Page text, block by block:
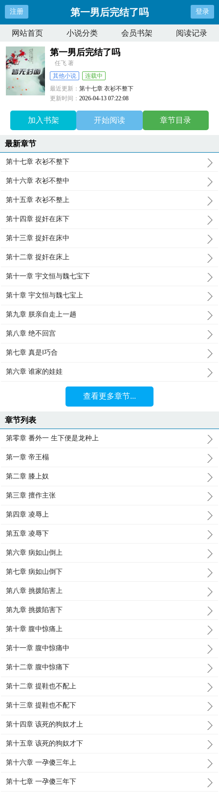
注册 第一男后完结了吗 登录
网站首页 小说分类 会员书架 阅读记录
第一男后完结了吗
任飞 著
其他小说
连载中
最近更新：第十七章 衣衫不整下
更新时间：2026-04-13 07:22:08
加入书架 开始阅读 章节目录
最新章节
第十七章 衣衫不整下
第十六章 衣衫不整中
第十五章 衣衫不整上
第十四章 捉奸在床下
第十三章 捉奸在床中
第十二章 捉奸在床上
第十一章 宇文恒与魏七宝下
第十章 宇文恒与魏七宝上
第九章 朕亲自走上一趟
第八章 绝不回宫
第七章 真是I巧合
第六章 谁家的娃娃
查看更多章节...
章节列表
第零章 番外一 生下便是龙种上
第一章 帝王榻
第二章 膝上奴
第三章 擅作主张
第四章 凌辱上
第五章 凌辱下
第六章 病如山倒上
第七章 病如山倒下
第八章 挑拨陷害上
第九章 挑拨陷害下
第十章 腹中惊痛上
第十一章 腹中惊痛中
第十二章 腹中惊痛下
第十二章 提鞋也不配上
第十三章 提鞋也不配下
第十四章 该死的狗奴才上
第十五章 该死的狗奴才下
第十六章 一孕傻三年上
第十七章 一孕傻三年下